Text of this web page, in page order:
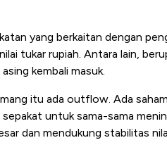
yang berkaitan dengan
tukar rupiah. Antara lain,
kembali masuk.
itu ada outflow. Ada
untuk sama-sama
dan mendukung stabilitas